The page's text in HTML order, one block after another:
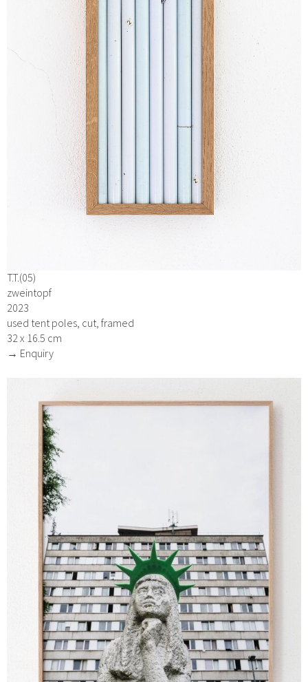
T.T.(05)
zweintopf
2023
used tent poles, cut, framed
32 x 16.5 cm
→ Enquiry